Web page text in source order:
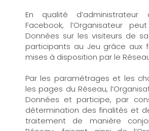
En qualité
Facebook, l’Organisateur
Données sur les visiteurs de
participants au Jeu grâce aux
mises à disposition par le
Par les paramétrages et les
les pages du Réseau,
Données et participe, par
détermination des finalités et
traitement de manière